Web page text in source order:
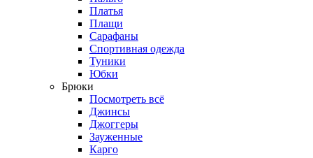
Платья
Плащи
Сарафаны
Спортивная одежда
Туники
Юбки
Брюки
Посмотреть всё
Джинсы
Джоггеры
Зауженные
Карго